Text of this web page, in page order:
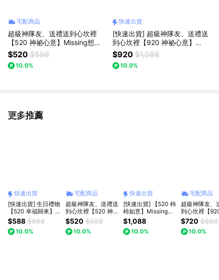
宅配商品
超級神隊友、送禮送到心坎裡
【520 神祕心意】Missing想念
你｜(迷你口袋花束) 向日葵花
束：獨一無二的浪漫，以後都陪
你走花路
$520 $588
10.0%
快速出貨
[快速出貨] 超級神隊友、送禮送
到心坎裡【920 神祕心意】
【【1+1組合(玫瑰花束+草莓熊
玩偶】】 Missing想念你｜心型
漸層粉玫瑰花束！1314情人節/
$920 $1,088
10.0%
更多推薦
看更多
快速出貨
[快速出貨] 生日禮物
【520 幸福歸來】
Missing想念你｜鈴
蘭與笑臉向日葵針織
花：手作的恆久祝
$588 $688
10.0%
宅配商品
超級神隊友、送禮送
到心坎裡【520 神祕
心意】｜【Missing
想念你】｜針織 幸
運草/仙人掌/玲蘭/：
$520 $888
10.0%
快速出貨
[快速出貨] 【520 柿
柿如意】Missing想
念你｜針織花 柿子
盆栽 升職加薪/公司
開幕誌喜/喜慶
$1,088
10.0%
宅配商品
超級神隊友、
到心坎裡【
心意】 (1+1組合)
【粉色勿忘我
+粉晶熊鑰匙
$720 $888
10.0%